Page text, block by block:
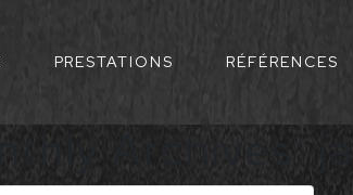
PRESTATIONS RÉFÉRENCES
Archives: